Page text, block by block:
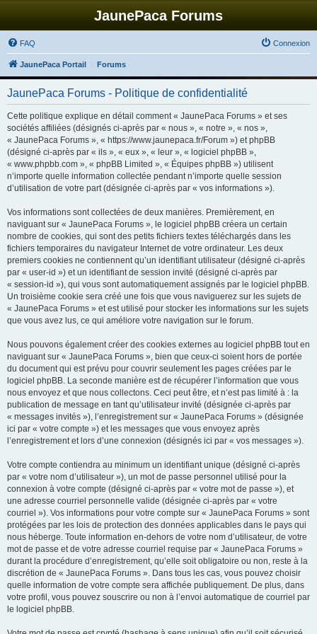
JaunePaca Forums
FAQ Connexion
JaunePaca Portail Forums
JaunePaca Forums - Politique de confidentialité
Cette politique explique en détail comment « JaunePaca Forums » et ses
sociétés affiliées (désignés ci-après par « nous », « notre », « nos »,
« JaunePaca Forums », « https://www.jaunepaca.fr/Forum ») et phpBB
(désigné ci-après par « ils », « eux », « leur », « logiciel phpBB »,
« www.phpbb.com », « phpBB Limited », « Équipes phpBB ») utilisent
n’importe quelle information collectée pendant n’importe quelle session
d’utilisation de votre part (désignée ci-après par « vos informations »).
Vos informations sont collectées de deux manières. Premièrement, en
naviguant sur « JaunePaca Forums », le logiciel phpBB créera un certain
nombre de cookies, qui sont des petits fichiers textes téléchargés dans les
fichiers temporaires du navigateur Internet de votre ordinateur. Les deux
premiers cookies ne contiennent qu’un identifiant utilisateur (désigné ci-après
par « user-id ») et un identifiant de session invité (désigné ci-après par
« session-id »), qui vous sont automatiquement assignés par le logiciel phpBB.
Un troisième cookie sera créé une fois que vous naviguerez sur les sujets de
« JaunePaca Forums » et est utilisé pour stocker les informations sur les sujets
que vous avez lus, ce qui améliore votre navigation sur le forum.
Nous pouvons également créer des cookies externes au logiciel phpBB tout en
naviguant sur « JaunePaca Forums », bien que ceux-ci soient hors de portée
du document qui est prévu pour couvrir seulement les pages créées par le
logiciel phpBB. La seconde manière est de récupérer l’information que vous
nous envoyez et que nous collectons. Ceci peut être, et n’est pas limité à : la
publication de message en tant qu’utilisateur invité (désignée ci-après par
« messages invités »), l’enregistrement sur « JaunePaca Forums » (désignée
ici par « votre compte ») et les messages que vous envoyez après
l’enregistrement et lors d’une connexion (désignés ici par « vos messages »).
Votre compte contiendra au minimum un identifiant unique (désigné ci-après
par « votre nom d’utilisateur »), un mot de passe personnel utilisé pour la
connexion à votre compte (désigné ci-après par « votre mot de passe »), et
une adresse courriel personnelle valide (désignée ci-après par « votre
courriel »). Vos informations pour votre compte sur « JaunePaca Forums » sont
protégées par les lois de protection des données applicables dans le pays qui
nous héberge. Toute information en-dehors de votre nom d’utilisateur, de votre
mot de passe et de votre adresse courriel requise par « JaunePaca Forums »
durant la procédure d’enregistrement, qu’elle soit obligatoire ou non, reste à la
discrétion de « JaunePaca Forums ». Dans tous les cas, vous pouvez choisir
quelle information de votre compte sera affichée publiquement. De plus, dans
votre profil, vous pouvez souscrire ou non à l’envoi automatique de courriel par
le logiciel phpBB.